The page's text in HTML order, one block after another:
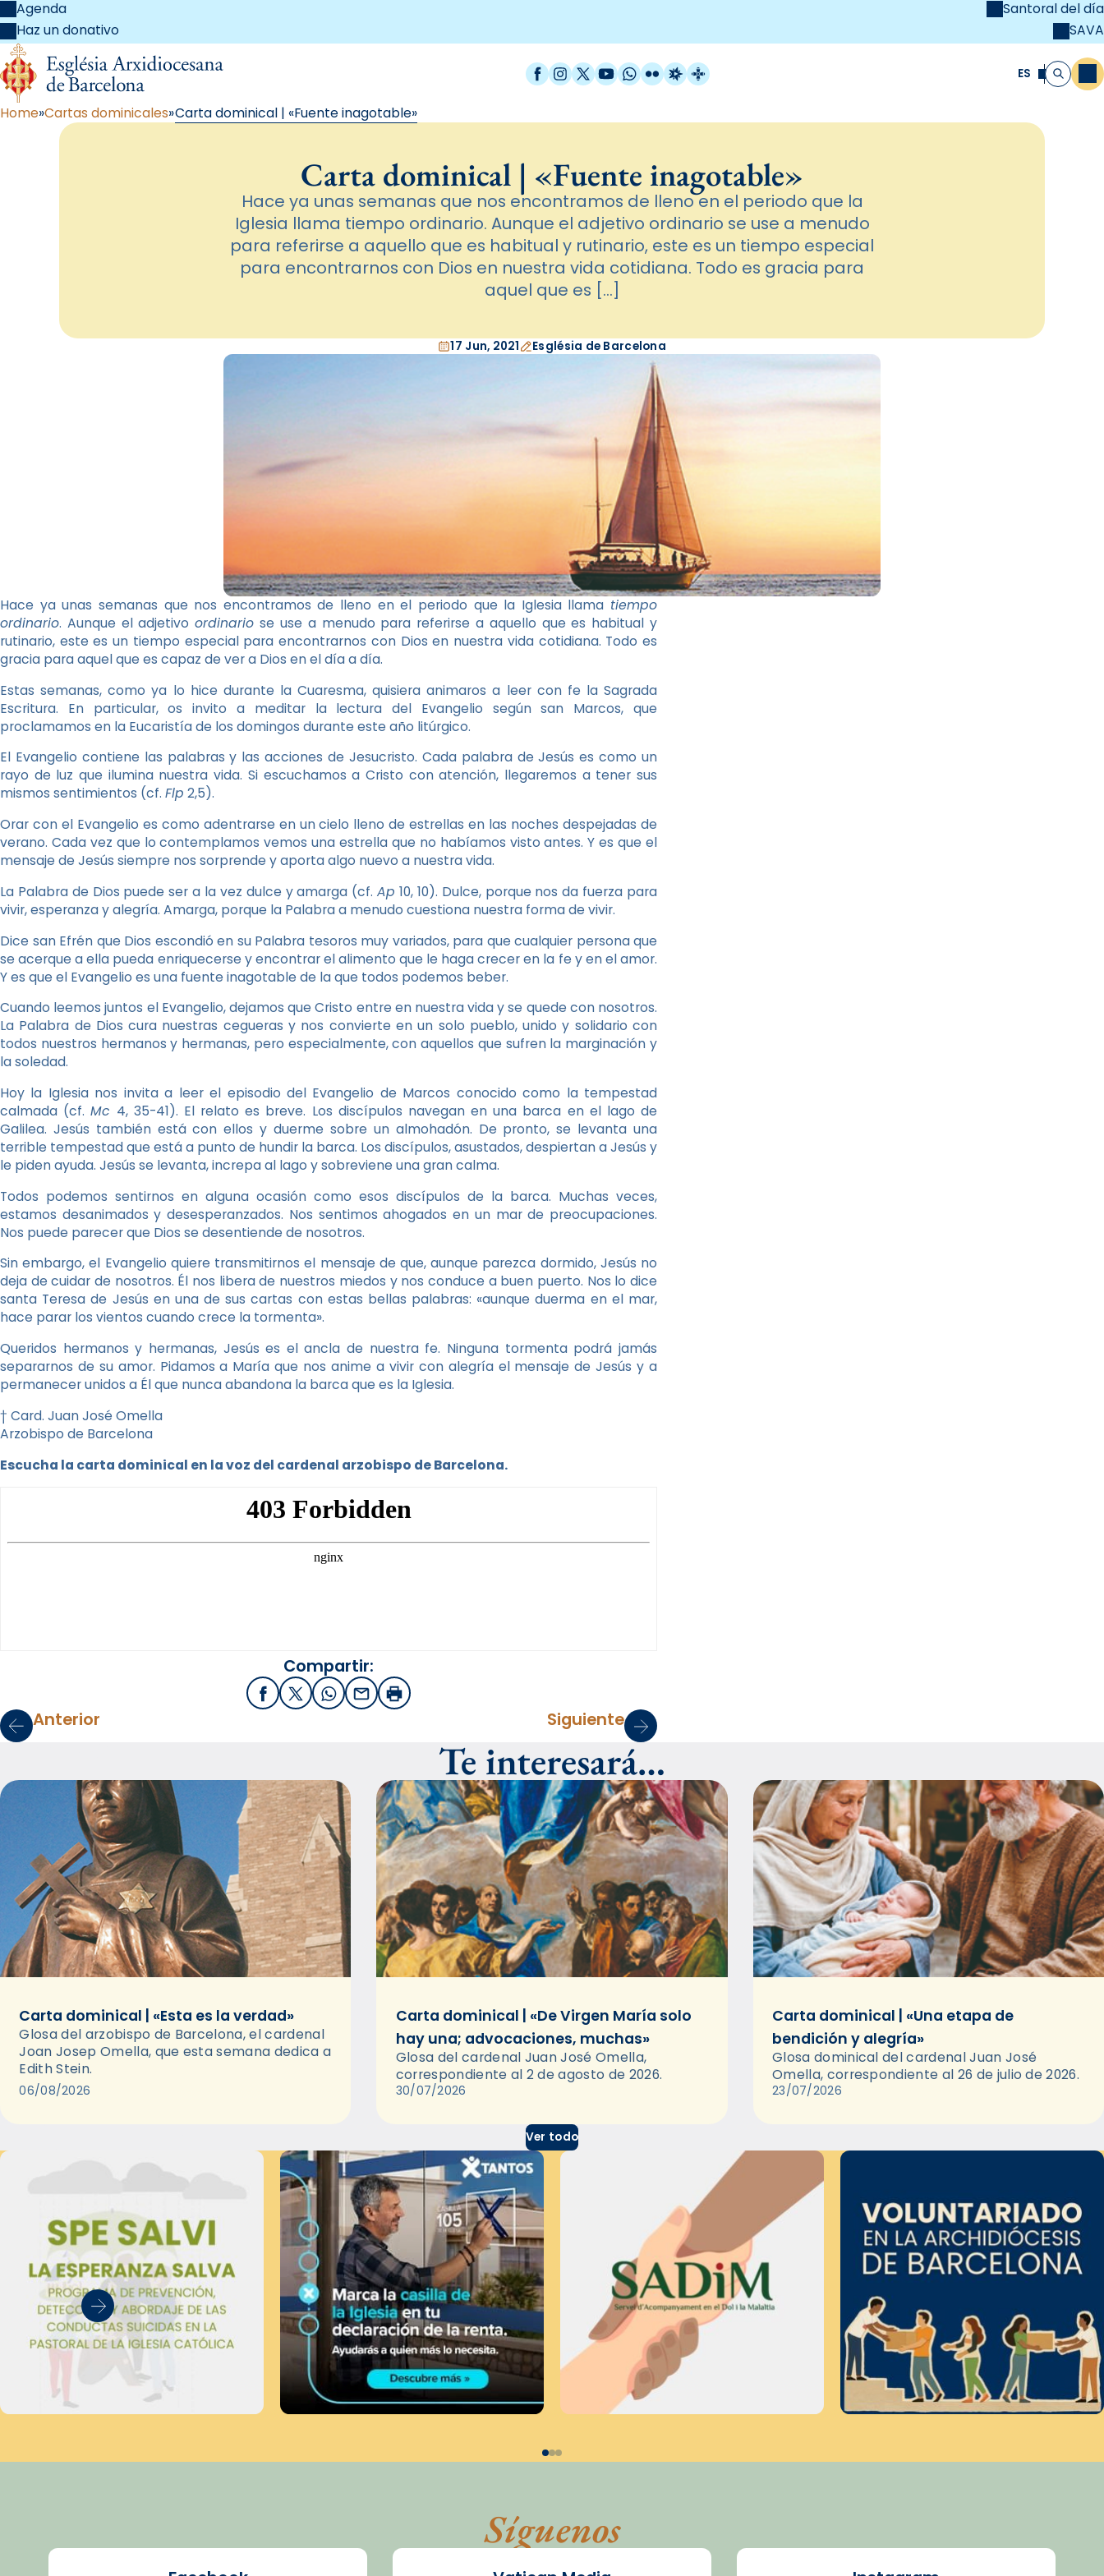
Agenda
Haz un donativo
Santoral del día
SAVA
Facebook
Instagram
X / Twitter
YouTube
WhatsApp
FlickrRadio Estel
Catalunya Cristiana ES Buscar
Home Cartas dominicales Carta dominical | «Fuente inagotable»
Carta dominical | «Fuente inagotable»
Hace ya unas semanas que nos encontramos de lleno en el periodo que la
Iglesia llama tiempo ordinario. Aunque el adjetivo ordinario se use a menudo
para referirse a aquello que es habitual y rutinario, este es un tiempo especial
para encontrarnos con Dios en nuestra vida cotidiana. Todo es gracia para
aquel que es […]
17 Jun, 2021 Església de Barcelona
Hace ya unas semanas que nos encontramos de lleno en el periodo que la Iglesia llama tiempo
ordinario. Aunque el adjetivoordinario se use a menudo para referirse a aquello que es habitual y
rutinario, este es un tiempo especial para encontrarnos con Dios en nuestra vida cotidiana. Todo es
gracia para aquel que es capaz de ver a Dios en el día a día.
Estas semanas, como ya lo hice durante la Cuaresma, quisiera animaros a leer con fe la Sagrada
Escritura. En particular, os invito a meditar la lectura del Evangelio según san Marcos, que
proclamamos en la Eucaristía de los domingos durante este año litúrgico.
El Evangelio contiene las palabras y las acciones de Jesucristo. Cada palabra de Jesús es como un
rayo de luz que ilumina nuestra vida. Si escuchamos a Cristo con atención, llegaremos a tener sus
mismos sentimientos (cf. Flp 2,5).
Orar con el Evangelio es como adentrarse en un cielo lleno de estrellas en las noches despejadas de
verano. Cada vez que lo contemplamos vemos una estrella que no habíamos visto antes. Y es que el
mensaje de Jesús siempre nos sorprende y aporta algo nuevo a nuestra vida.
La Palabra de Dios puede ser a la vez dulce y amarga (cf.Ap 10, 10). Dulce, porque nos da fuerza para
vivir, esperanza y alegría. Amarga, porque la Palabra a menudo cuestiona nuestra forma de vivir.
Dice san Efrén que Dios escondió en su Palabra tesoros muy variados, para que cualquier persona que
se acerque a ella pueda enriquecerse y encontrar el alimento que le haga crecer en la fe y en el amor.
Y es que el Evangelio es una fuente inagotable de la que todos podemos beber.
Cuando leemos juntos el Evangelio, dejamos que Cristo entre en nuestra vida y se quede con nosotros.
La Palabra de Dios cura nuestras cegueras y nos convierte en un solo pueblo, unido y solidario con
todos nuestros hermanos y hermanas, pero especialmente, con aquellos que sufren la marginación y
la soledad.
Hoy la Iglesia nos invita a leer el episodio del Evangelio de Marcos conocido como la tempestad
calmada (cf.Mc 4, 35-41). El relato es breve. Los discípulos navegan en una barca en el lago de
Galilea. Jesús también está con ellos y duerme sobre un almohadón. De pronto, se levanta una
terrible tempestad que está a punto de hundir la barca. Los discípulos, asustados, despiertan a Jesús y
le piden ayuda. Jesús se levanta, increpa al lago y sobreviene una gran calma.
Todos podemos sentirnos en alguna ocasión como esos discípulos de la barca. Muchas veces,
estamos desanimados y desesperanzados. Nos sentimos ahogados en un mar de preocupaciones.
Nos puede parecer que Dios se desentiende de nosotros.
Sin embargo, el Evangelio quiere transmitirnos el mensaje de que, aunque parezca dormido, Jesús no
deja de cuidar de nosotros. Él nos libera de nuestros miedos y nos conduce a buen puerto. Nos lo dice
santa Teresa de Jesús en una de sus cartas con estas bellas palabras: «aunque duerma en el mar,
hace parar los vientos cuando crece la tormenta».
Queridos hermanos y hermanas, Jesús es el ancla de nuestra fe. Ninguna tormenta podrá jamás
separarnos de su amor. Pidamos a María que nos anime a vivir con alegría el mensaje de Jesús y a
permanecer unidos a Él que nunca abandona la barca que es la Iglesia.
† Card. Juan José Omella
Arzobispo de Barcelona
Escucha la carta dominical en la voz del cardenal arzobispo de Barcelona.
Compartir:
FacebookX / Twitter
WhatsApp
EmailImprimir
Anterior Siguiente
Te interesará…
Carta dominical | «Esta es la verdad»
Glosa del arzobispo de Barcelona, el cardenal
Joan Josep Omella, que esta semana dedica a
Edith Stein.
06/08/2026
Carta dominical | «De Virgen María solo
hay una; advocaciones, muchas»
Glosa del cardenal Juan José Omella,
correspondiente al 2 de agosto de 2026.
30/07/2026
Carta dominical | «Una etapa de
bendición y alegría»
Glosa dominical del cardenal Juan José
Omella, correspondiente al 26 de julio de 2026.
23/07/2026
Ver todo
Síguenos